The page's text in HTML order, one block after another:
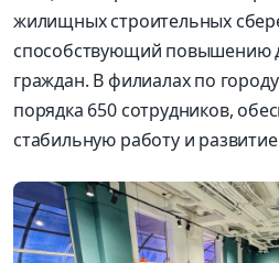
жилищных строительных
способствующий повышению
граждан. В филиалах по
порядка 650 сотрудников,
стабильную работу и